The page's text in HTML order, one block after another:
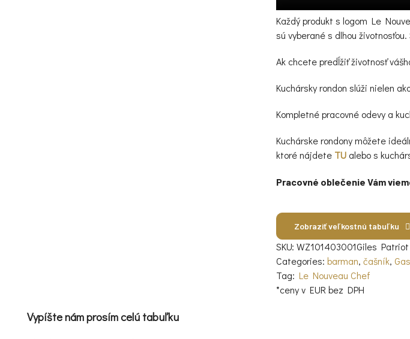
Každý produkt s logom Le
sú vyberané s dlhou
Ak chcete predĺžiť životnosť
Kuchársky rondon slúži nielen
Kompletné pracovné odevy a
Kuchárske rondony môžete
ktoré nájdete TU alebo s
Pracovné oblečenie Vám
Zobraziť veľkostnú tabuľku
SKU: WZ101403001Giles Patriot
Categories: barman, čašník,
Tag: Le Nouveau Chef
*ceny v EUR bez DPH
Vypíšte nám prosím celú tabuľku